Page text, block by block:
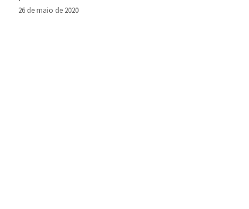
segurança
26 de maio de 2020